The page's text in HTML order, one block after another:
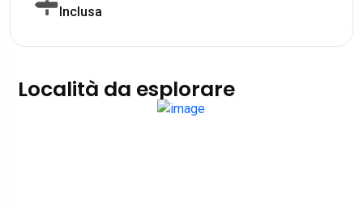
Inclusa
Località da esplorare